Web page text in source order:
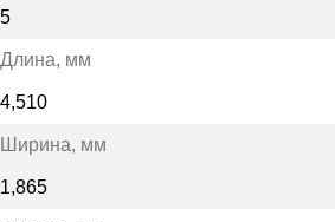
5
Длина, мм
4,510
Ширина, мм
1,865